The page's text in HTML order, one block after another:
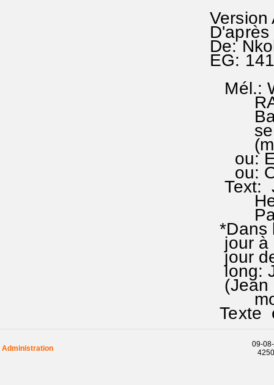
Version
D'après
De:
EG:
Mél.:
RA
se
ou:
ou: O
Text:
Patri"
*Dans
jour à
jour
long:
(Jean
Texte
Administration
09-